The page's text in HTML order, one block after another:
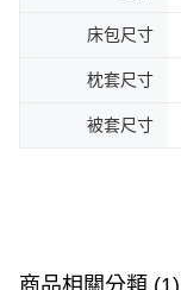
床包尺寸
枕套尺寸
被套尺寸
商品相關分類 (1)